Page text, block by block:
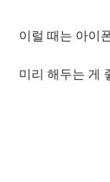
이럴 때는 아이
미리 해두는 게